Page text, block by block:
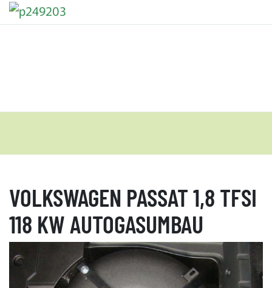
VOLKSWAGEN PASSAT 1,8 TFSI
118 KW AUTOGASUMBAU